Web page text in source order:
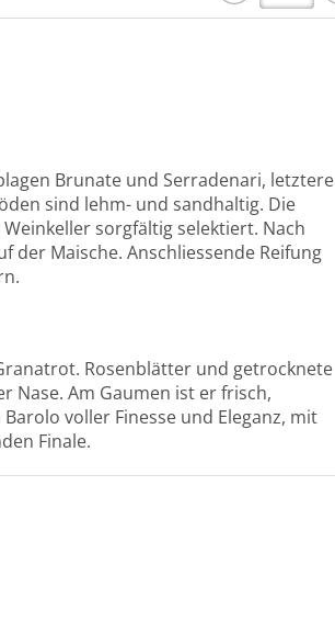
Brunate und Serradenari, letztere
sind lehm- und sandhaltig. Die
sorgfältig selektiert. Nach
der Maische. Anschliessende Reifung
Rosenblätter und getrocknete
Nase. Am Gaumen ist er frisch,
voller Finesse und Eleganz, mit
Finale.